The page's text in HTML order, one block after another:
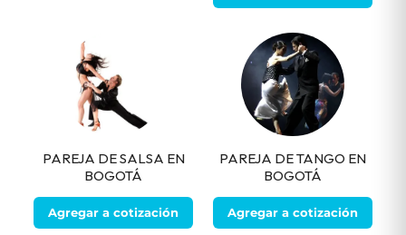
PAREJA DE SALSA EN
BOGOTÁ
Agregar a cotización
PAREJA DE TANGO EN
BOGOTÁ
Agregar a cotización